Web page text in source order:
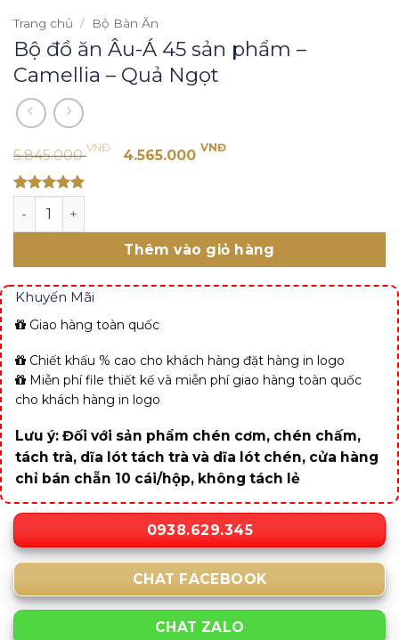
Trang chủ / Bộ Bàn Ăn
Bộ đồ ăn Âu-Á 45 sản phẩm –
Camellia – Quả Ngọt
5.845.000VNĐ
Giá
4.565.000 VNĐGiá
4.565.000 VNĐ.
out of 5
Bộ đồ ăn Âu-Á 45 sản phẩm - Camellia - Quả Ngọt số
Thêm vào giỏ hàng
Khuyến Mãi
Giao hàng toàn quốc
Chiết khấu % cao cho khách hàng đặt hàng in logo
Miễn phí file thiết kế và miễn phí giao hàng toàn quốc
cho khách hàng in logo
Lưu ý: Đối với sản phẩm chén cơm, chén chấm,
tách trà, dĩa lót tách trà và dĩa lót chén, cửa hàng
chỉ bán chẵn 10 cái/hộp, không tách lẻ
0938.629.345
CHAT FACEBOOK
CHAT ZALO